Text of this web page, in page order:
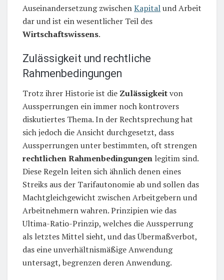
Auseinandersetzung zwischenKapitalund Arbeit
dar und ist ein wesentlicher Teil des
Wirtschaftswissens.
Zulässigkeit und rechtliche
Rahmenbedingungen
Trotz ihrer Historie ist die Zulässigkeitvon
Aussperrungen ein immer noch kontrovers
diskutiertes Thema. In der Rechtsprechung hat
sich jedoch die Ansicht durchgesetzt, dass
Aussperrungen unter bestimmten, oft strengen
rechtlichen Rahmenbedingungen legitim sind.
Diese Regeln leiten sich ähnlich denen eines
Streiks aus der Tarifautonomie ab und sollen das
Machtgleichgewicht zwischen Arbeitgebern und
Arbeitnehmern wahren. Prinzipien wie das
Ultima-Ratio-Prinzip, welches die Aussperrung
als letztes Mittel sieht, und das Übermaßverbot,
das eine unverhältnismäßige Anwendung
untersagt, begrenzen deren Anwendung.